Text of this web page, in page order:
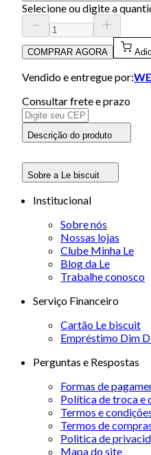
Selecione ou digite a
COMPRAR AGORA
Vendido e entregue por:
Consultar frete e prazo
Descrição do produto
Sobre a Le biscuit
Institucional
Sobre nós
Nossas lojas
Clube Minha Le
Blog da Le
Trabalhe conosco
Serviço Financeiro
Cartão Le biscuit
Empréstimo Dim
Perguntas e Respostas
Formas de
Política de troca e
Termos e
Termos de
Politica de
Mapa do site